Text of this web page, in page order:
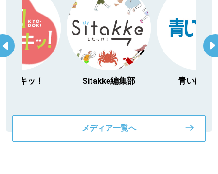
日ドキッ！ Sitakke編集部 青いぽす
メディア一覧へ